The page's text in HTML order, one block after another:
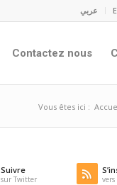
عربي
Contactez nous
Vous êtes ici :
Suivre
sur Twitter